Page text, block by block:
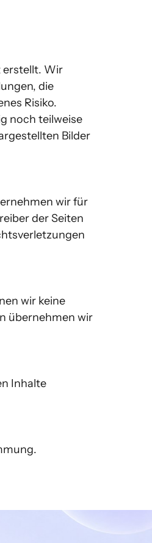
erstellt. Wir
die
Risiko.
noch teilweise
Bilder
wir für
der Seiten
wir keine
übernehmen wir
Inhalte